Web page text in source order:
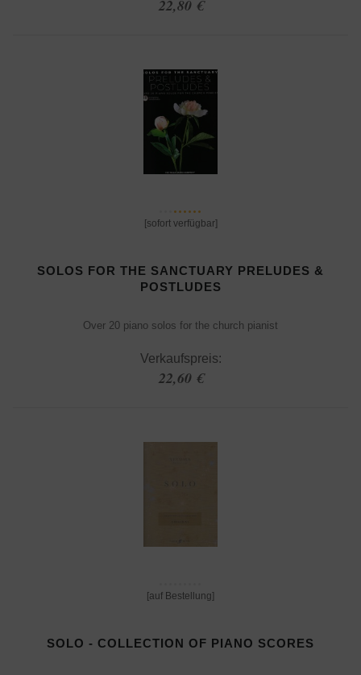
22,80 €
[sofort verfügbar]
SOLOS FOR THE SANCTUARY PRELUDES &
POSTLUDES
Over 20 piano solos for the church pianist
Verkaufspreis:
22,60 €
[auf Bestellung]
SOLO - COLLECTION OF PIANO SCORES